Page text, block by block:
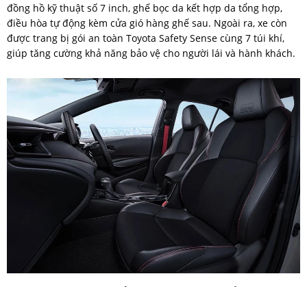
đồng hồ kỹ thuật số 7 inch, ghế bọc da kết hợp da tổng hợp,
điều hòa tự động kèm cửa gió hàng ghế sau. Ngoài ra, xe còn
được trang bị gói an toàn Toyota Safety Sense cùng 7 túi khí,
giúp tăng cường khả năng bảo vệ cho người lái và hành khách.